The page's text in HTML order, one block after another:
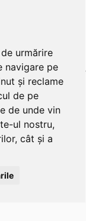
urmărire
navigare pe
și reclame
de pe
de unde vin
ul nostru,
cât și a